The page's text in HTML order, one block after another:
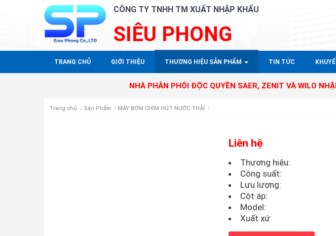
CÔNG TY TNHH TM XUẤT NHẬP KHẨU
SIÊU PHONG
TRANG CHỦ GIỚI THIỆU THƯƠNG HIỆU SẢN PHẨM TIN TỨC
NHÀ PHÂN PHỐI ĐỘC QUYỀN SAER, ZENIT VÀ WILO NHẬP
Trang chủ / Sản Phẩm / MÁY BƠM CHÌM HÚT NƯỚC THẢI /
Liên hệ
Thương hiệu:
Công suất:
Lưu lượng:
Cột áp:
Model:
Xuất xứ: